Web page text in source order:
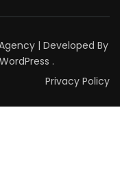
| Developed By
WordPress .
Privacy Policy